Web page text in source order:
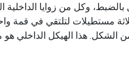
ليست صدفة؛ إنها الزاويه المثلى
هذا الهيكل الداخلي